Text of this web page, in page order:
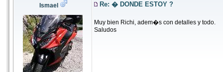
Ismael Re: � DONDE ESTOY ?
Muy bien Richi, adem�s con detalles y todo.
Saludos